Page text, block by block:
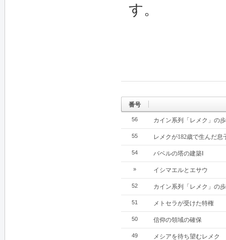
す。
番号
56 カイン系列「レメク」
55 レメクが182歳で生んだ息
54 バベルの塔の建築Ⅰ
» イシマエルとエサウ
52 カイン系列「レメク」
51 メトセラが受けた特権
50 信仰の領域の確保
49 メシアを待ち望むレメク